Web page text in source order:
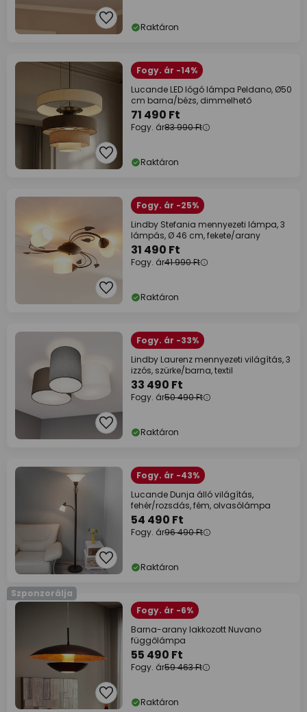
Raktáron
Fogy. ár -14%
Lucande LED lógó lámpa Peldano, Ø50
cm barna/bézs, dimmelhető
71 490 Ft
Fogy. ár83 990 Ft
Raktáron
Fogy. ár -25%
Lindby Stefania mennyezeti lámpa, 3
lámpás, Ø 46 cm, fekete/arany
31 490 Ft
Fogy. ár41 990 Ft
Raktáron
Fogy. ár -33%
Lindby Laurenz mennyezeti világítás, 3
izzós, szürke/barna, textil
33 490 Ft
Fogy. ár50 490 Ft
Raktáron
Fogy. ár -43%
Lucande Dunja álló világítás,
fehér/rozsdás, fém, olvasólámpa
54 490 Ft
Fogy. ár96 490 Ft
Raktáron
Szponzorálja
Fogy. ár -6%
Barna-arany lakkozott Nuvano
függőlámpa
55 490 Ft
Fogy. ár59 463 Ft
Raktáron